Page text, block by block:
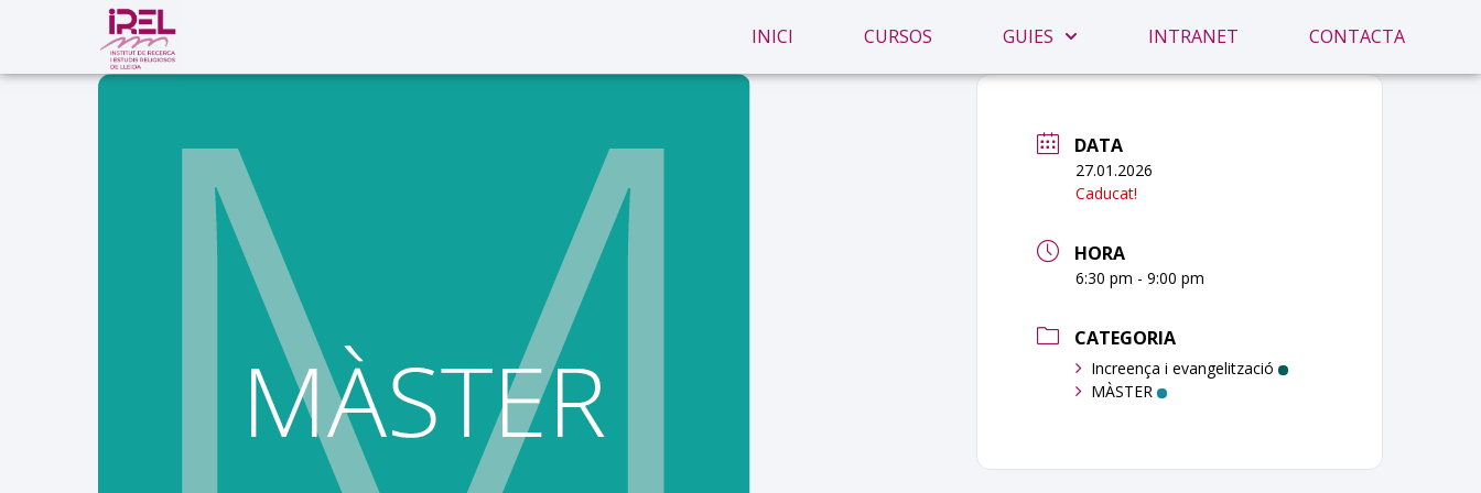
INICI CURSOS GUIES INTRANET CONTACTA
DATA
27.01.2026
Caducat!
HORA
6:30 pm - 9:00 pm
CATEGORIA
Increença i evangelització
MÀSTER